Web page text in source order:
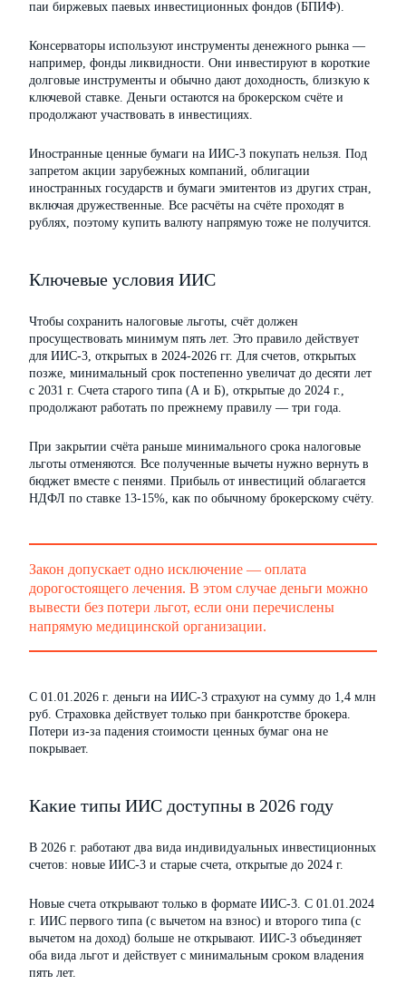
паи биржевых паевых инвестиционных фондов (БПИФ).
Консерваторы используют инструменты денежного рынка —
например, фонды ликвидности. Они инвестируют в короткие
долговые инструменты и обычно дают доходность, близкую к
ключевой ставке. Деньги остаются на брокерском счёте и
продолжают участвовать в инвестициях.
Иностранные ценные бумаги на ИИС-3 покупать нельзя. Под
запретом акции зарубежных компаний, облигации
иностранных государств и бумаги эмитентов из других стран,
включая дружественные. Все расчёты на счёте проходят в
рублях, поэтому купить валюту напрямую тоже не получится.
Ключевые условия ИИС
Чтобы сохранить налоговые льготы, счёт должен
просуществовать минимум пять лет. Это правило действует
для ИИС-3, открытых в 2024-2026 гг. Для счетов, открытых
позже, минимальный срок постепенно увеличат до десяти лет
с 2031 г. Счета старого типа (А и Б), открытые до 2024 г.,
продолжают работать по прежнему правилу — три года.
При закрытии счёта раньше минимального срока налоговые
льготы отменяются. Все полученные вычеты нужно вернуть в
бюджет вместе с пенями. Прибыль от инвестиций облагается
НДФЛ по ставке 13-15%, как по обычному брокерскому счёту.
Закон допускает одно исключение — оплата
дорогостоящего лечения. В этом случае деньги можно
вывести без потери льгот, если они перечислены
напрямую медицинской организации.
С 01.01.2026 г. деньги на ИИС-3 страхуют на сумму до 1,4 млн
руб. Страховка действует только при банкротстве брокера.
Потери из-за падения стоимости ценных бумаг она не
покрывает.
Какие типы ИИС доступны в 2026 году
В 2026 г. работают два вида индивидуальных инвестиционных
счетов: новые ИИС-3 и старые счета, открытые до 2024 г.
Новые счета открывают только в формате ИИС-3. С 01.01.2024
г. ИИС первого типа (с вычетом на взнос) и второго типа (с
вычетом на доход) больше не открывают. ИИС-3 объединяет
оба вида льгот и действует с минимальным сроком владения
пять лет.